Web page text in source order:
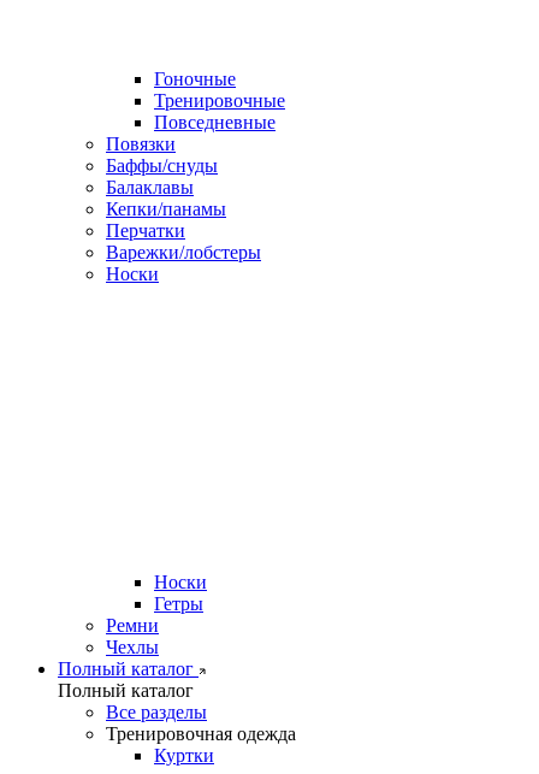
Гоночные
Тренировочные
Повседневные
Повязки
Баффы/снуды
Балаклавы
Кепки/панамы
Перчатки
Варежки/лобстеры
Носки
Носки
Гетры
Ремни
Чехлы
Полный каталог
Полный каталог
Все разделы
Тренировочная одежда
Куртки